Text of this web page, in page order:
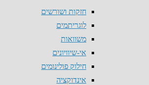
חזקות ושורשים
לוגריתמים
משוואות
אי-שיוויונים
חילוק פולינומים
אינדוקציה